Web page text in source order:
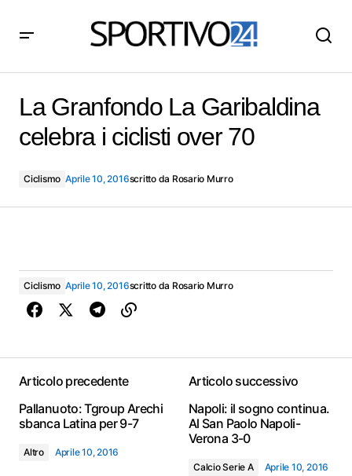
La Granfondo La Garibaldina
celebra i ciclisti over 70
Ciclismo Aprile 10, 2016scritto da Rosario Murro
Ciclismo Aprile 10, 2016scritto da Rosario Murro
Articolo precedente
Pallanuoto: Tgroup Arechi
sbanca Latina per 9-7
Altro Aprile 10, 2016
Articolo successivo
Napoli: il sogno continua.
Al San Paolo Napoli-
Verona 3-0
Calcio Serie A Aprile 10, 2016